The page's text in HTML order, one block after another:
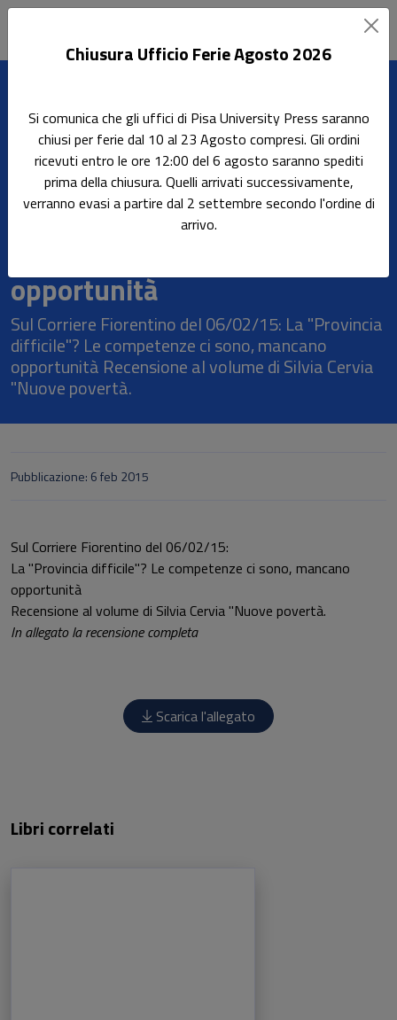
Home Rassegna stampa
La "Provincia difficile"? Le competenze ci sono, mancano
opportunità
La "Provincia difficile"? Le
opportunità
Sul Corriere Fiorentino del 06/02/15: La "Provincia
difficile"? Le competenze ci sono, mancano
opportunità Recensione al volume di Silvia Cervia
"Nuove povertà.
Pubblicazione: 6 feb 2015
Sul Corriere Fiorentino del 06/02/15:
La "Provincia difficile"? Le competenze ci sono, mancano
opportunità
Recensione al volume di Silvia Cervia "Nuove povertà.
In allegato la recensione completa
Scarica l'allegato
Libri correlati
Chiusura Ufficio Ferie Agosto 2026
Si comunica che gli uffici di Pisa University Press saranno
chiusi per ferie dal 10 al 23 Agosto compresi. Gli ordini
ricevuti entro le ore 12:00 del 6 agosto saranno spediti
prima della chiusura. Quelli arrivati successivamente,
verranno evasi a partire dal 2 settembre secondo l'ordine di
arrivo.